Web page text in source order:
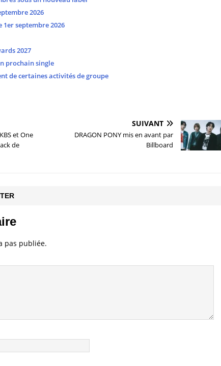
2026
1er septembre 2026
2027
prochain single
de certaines activités de groupe
et One
de
SUIVANT
DRAGON PONY mis en avant par
Billboard
pas publiée.